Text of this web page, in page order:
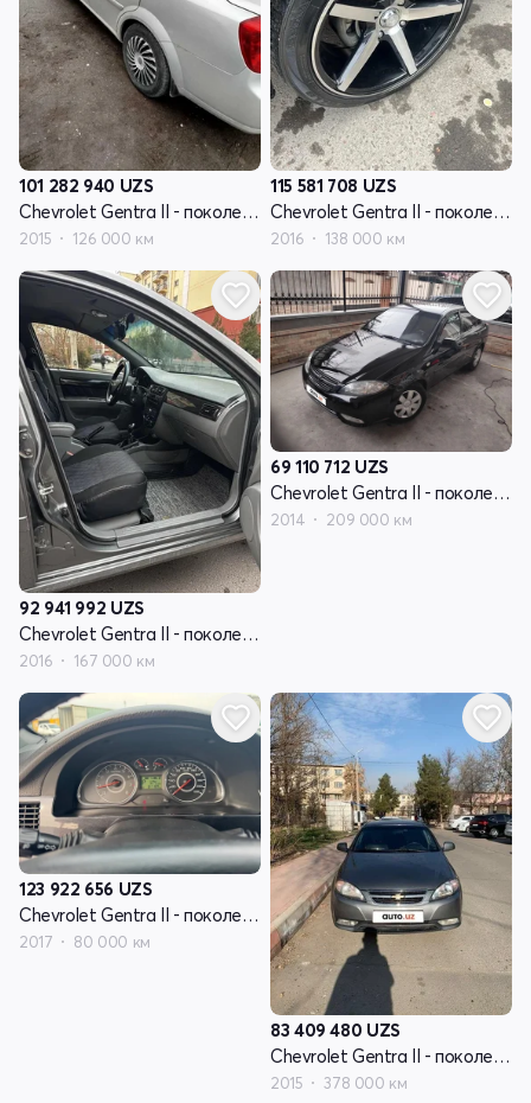
101 282 940 UZS
Chevrolet Gentra II - поколение
2015 126 000 км
115 581 708 UZS
Chevrolet Gentra II - поколение
2016 138 000 км
92 941 992 UZS
Chevrolet Gentra II - поколение
2016 167 000 км
69 110 712 UZS
Chevrolet Gentra II - поколение
2014 209 000 км
123 922 656 UZS
Chevrolet Gentra II - поколение
2017 80 000 км
83 409 480 UZS
Chevrolet Gentra II - поколение
2015 378 000 км